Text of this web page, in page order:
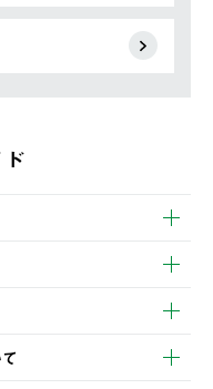
けます。
品を発送いたします。
日以降のご注文は週明け